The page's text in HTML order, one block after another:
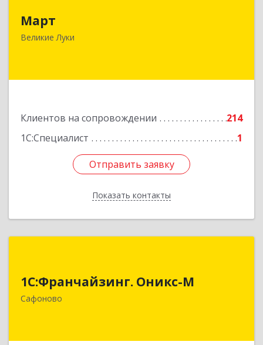
Март
Великие Луки
Клиентов на сопровождении
214
1С:Специалист
1
Отправить заявку
Показать контакты
Отправить заявку
Назад
1С:Франчайзинг. Оникс-М
Сафоново
215500, Смоленская обл, Сафоновский р-н,
Сафоново г, Революционная ул, дом № 9а